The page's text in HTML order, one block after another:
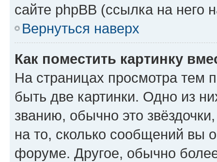
сайте phpBB (ссылка на него
Вернуться наверх
Как поместить картинку
На страницах просмотра тем
быть две картинки. Одно из
званию, обычно это
на то, сколько сообщений вы
форуме. Другое, обычно